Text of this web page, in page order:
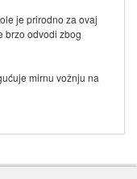
je prirodno za ovaj
brzo odvodi zbog
mirnu vožnju na